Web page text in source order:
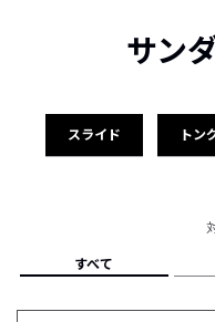
サン
スライド トン
すべて